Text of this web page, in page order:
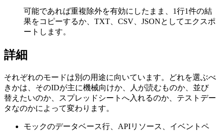
可能であれば重複除外を有効にしたまま、1行1件の結
果をコピーするか、TXT、CSV、JSONとしてエクスポ
ートします。
詳細
それぞれのモードは別の用途に向いています。どれを選ぶべ
きかは、そのIDが主に機械向けか、人が読むものか、並び
替えたいのか、スプレッドシートへ入れるのか、テストデー
タなのかによって変わります。
モックのデータベース行、APIリソース、イベントペ